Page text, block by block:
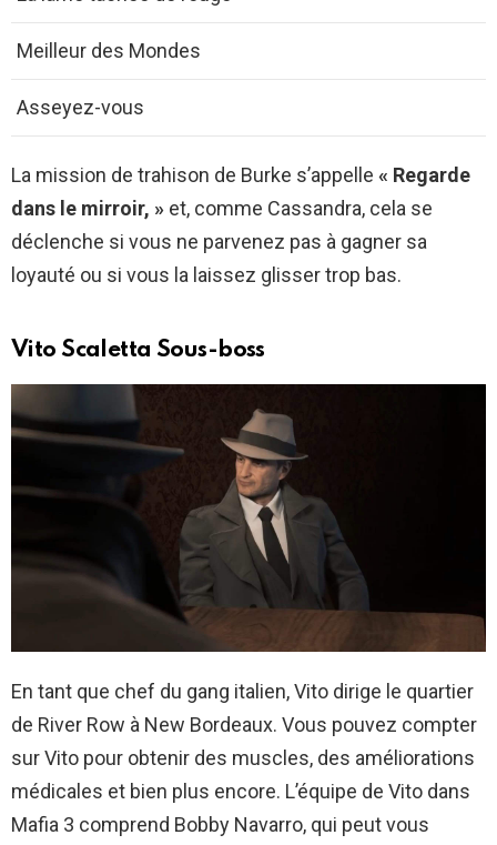
Meilleur des Mondes
Asseyez-vous
La mission de trahison de Burke s’appelle « Regarde
dans le mirroir, » et, comme Cassandra, cela se
déclenche si vous ne parvenez pas à gagner sa
loyauté ou si vous la laissez glisser trop bas.
Vito Scaletta Sous-boss
En tant que chef du gang italien, Vito dirige le quartier
de River Row à New Bordeaux. Vous pouvez compter
sur Vito pour obtenir des muscles, des améliorations
médicales et bien plus encore. L’équipe de Vito dans
Mafia 3 comprend Bobby Navarro, qui peut vous